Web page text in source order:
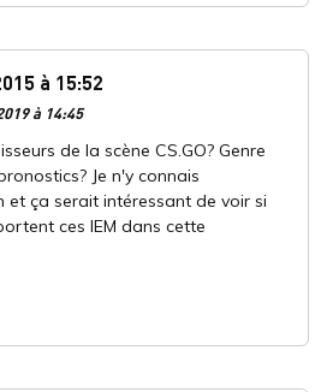
à 15:52
à 14:45
de la scène CS.GO? Genre
Je n'y connais
et ça serait intéressant de voir si
ces IEM dans cette